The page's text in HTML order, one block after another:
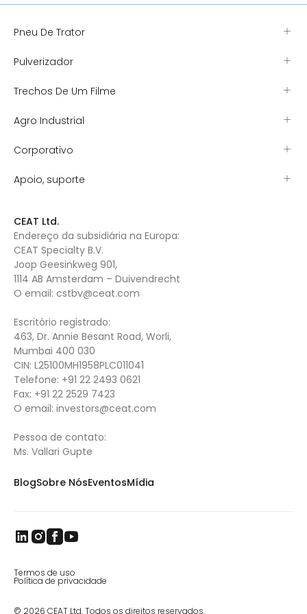
Pneu De Trator
Pulverizador
Trechos De Um Filme
Agro Industrial
Corporativo
Apoio, suporte
CEAT Ltd.
Endereço da subsidiária na Europa:
CEAT Specialty B.V.
Joop Geesinkweg 901,
1114 AB Amsterdam – Duivendrecht
O email: cstbv@ceat.com
Escritório registrado:
463, Dr. Annie Besant Road, Worli,
Mumbai 400 030
CIN: L25100MH1958PLC011041
Telefone: +91 22 2493 0621
Fax: +91 22 2529 7423
O email: investors@ceat.com
Pessoa de contato:
Ms. Vallari Gupte
BlogSobre NósEventosMídia
© 2026 CEAT Ltd. Todos os direitos reservados.
Termos de uso
Política de privacidade